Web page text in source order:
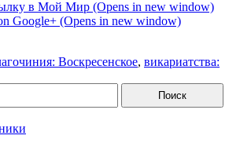
в Мой Мир (Opens in new window)
Google+ (Opens in new window)
Воскресенское, викариатства: